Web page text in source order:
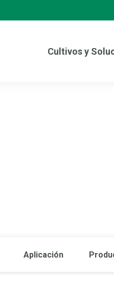
Cultivos y
Aplicación